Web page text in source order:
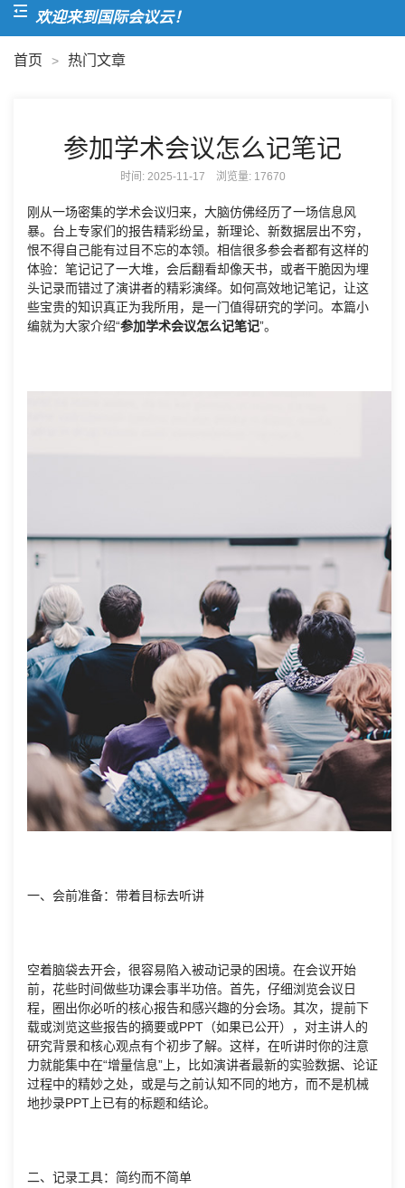
欢迎来到国际会议云！
首页 > 热门文章
参加学术会议怎么记笔记
时间: 2025-11-17 浏览量: 17670
刚从一场密集的学术会议归来，大脑仿佛经历了一场信息风
暴。台上专家们的报告精彩纷呈，新理论、新数据层出不穷，
恨不得自己能有过目不忘的本领。相信很多参会者都有这样的
体验：笔记记了一大堆，会后翻看却像天书，或者干脆因为埋
头记录而错过了演讲者的精彩演绎。如何高效地记笔记，让这
些宝贵的知识真正为我所用，是一门值得研究的学问。本篇小
编就为大家介绍“参加学术会议怎么记笔记”。
一、会前准备：带着目标去听讲
空着脑袋去开会，很容易陷入被动记录的困境。在会议开始
前，花些时间做些功课会事半功倍。首先，仔细浏览会议日
程，圈出你必听的核心报告和感兴趣的分会场。其次，提前下
载或浏览这些报告的摘要或PPT（如果已公开），对主讲人的
研究背景和核心观点有个初步了解。这样，在听讲时你的注意
力就能集中在“增量信息”上，比如演讲者最新的实验数据、论证
过程中的精妙之处，或是与之前认知不同的地方，而不是机械
地抄录PPT上已有的标题和结论。
二、记录工具：简约而不简单